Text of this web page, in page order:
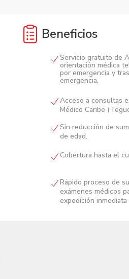
Beneficios
Servicio gratuito de
orientación médica
por emergencia y
emergencia.
Acceso a consultas
Médico Caribe
Sin reducción de
de edad.
Cobertura hasta el
Rápido proceso de
exámenes médicos
expedición